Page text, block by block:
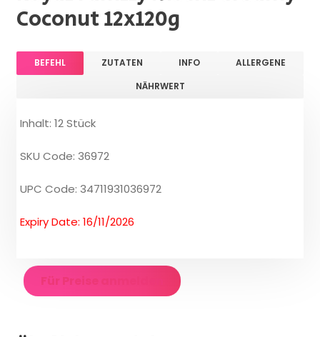
Coconut 12x120g
BEFEHL ZUTATEN INFO
ALLERGENE
NÄHRWERT
Inhalt: 12 Stück
SKU Code: 36972
UPC Code: 34711931036972
Expiry Date: 16/11/2026
Für Preise anmelden